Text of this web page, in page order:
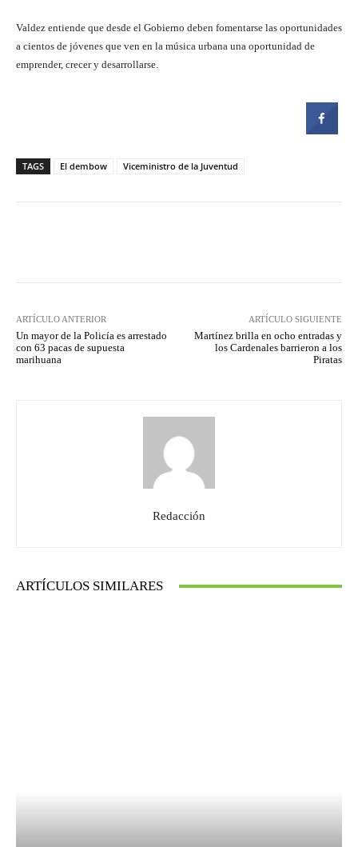
Valdez entiende que desde el Gobierno deben fomentarse las oportunidades
a cientos de jóvenes que ven en la música urbana una oportunidad de
emprender, crecer y desarrollarse.
TAGS El dembow Viceministro de la Juventud
ARTÍCULO ANTERIOR
Un mayor de la Policía es arrestado
con 63 pacas de supuesta
marihuana
ARTÍCULO SIGUIENTE
Martínez brilla en ocho entradas y
los Cardenales barrieron a los
Piratas
Redacción
ARTÍCULOS SIMILARES